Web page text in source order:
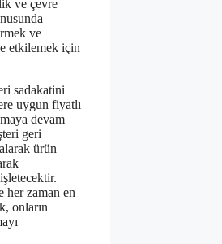
ve çevre
ve
etkilemek için
sadakatini
uygun fiyatlı
devam
geri
ürün
her zaman en
onların